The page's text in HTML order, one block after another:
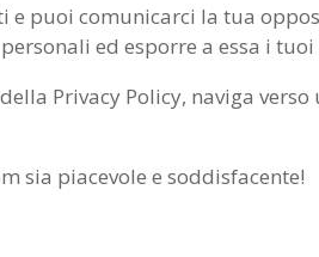
puoi comunicarci la tua
ed esporre a essa i tuoi
Privacy Policy, naviga
sia piacevole e soddisfacente!